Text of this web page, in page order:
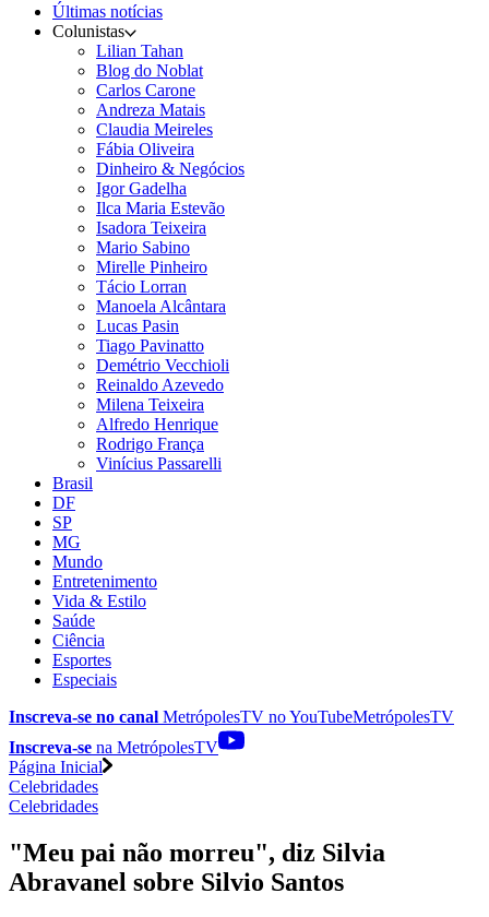
Últimas notícias
Colunistas
Lilian Tahan
Blog do Noblat
Carlos Carone
Andreza Matais
Claudia Meireles
Fábia Oliveira
Dinheiro & Negócios
Igor Gadelha
Ilca Maria Estevão
Isadora Teixeira
Mario Sabino
Mirelle Pinheiro
Tácio Lorran
Manoela Alcântara
Lucas Pasin
Tiago Pavinatto
Demétrio Vecchioli
Reinaldo Azevedo
Milena Teixeira
Alfredo Henrique
Rodrigo França
Vinícius Passarelli
Brasil
DF
SP
MG
Mundo
Entretenimento
Vida & Estilo
Saúde
Ciência
Esportes
Especiais
Inscreva-se no canal MetrópolesTV noYouTubeMetrópolesTV
Inscreva-se na MetrópolesTV
Página Inicial
Celebridades
Celebridades
"Meu pai não morreu", diz Silvia
Abravanel sobre Silvio Santos